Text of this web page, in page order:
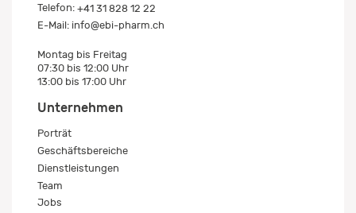
Telefon: +41 31 828 12 22
E-Mail: info@ebi-pharm.ch
Montag bis Freitag
07:30 bis 12:00 Uhr
13:00 bis 17:00 Uhr
Unternehmen
Porträt
Geschäftsbereiche
Dienstleistungen
Team
Jobs